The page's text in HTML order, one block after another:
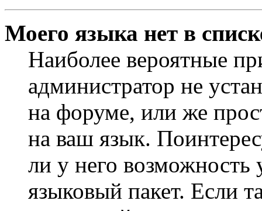
Моего языка нет в
Наиболее вероятные
администратор не
на форуме, или же
на ваш язык.
ли у него
языковый пакет. Если